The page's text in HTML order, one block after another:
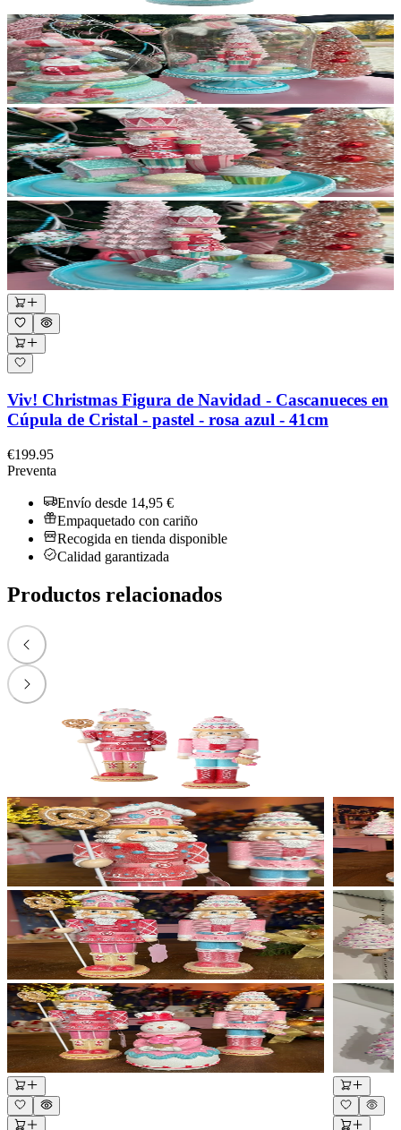
Viv! Christmas Figura de Navidad - Cascanueces en
Cúpula de Cristal - pastel - rosa azul - 41cm
€199.95
Preventa
Envío desde 14,95 €
Empaquetado con cariño
Recogida en tienda disponible
Calidad garantizada
Productos relacionados